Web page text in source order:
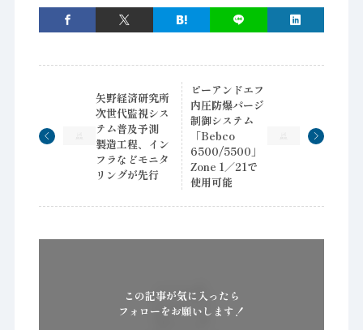
矢野経済研究所
次世代監視シス
テム普及予測
製造工程、イン
フラなどモニタ
リングが先行
ピーアンドエフ
内圧防爆パージ
制御システム
「Bebco
6500/5500」
Zone 1／21で
使用可能
この記事が気に入ったら
フォローをお願いします！